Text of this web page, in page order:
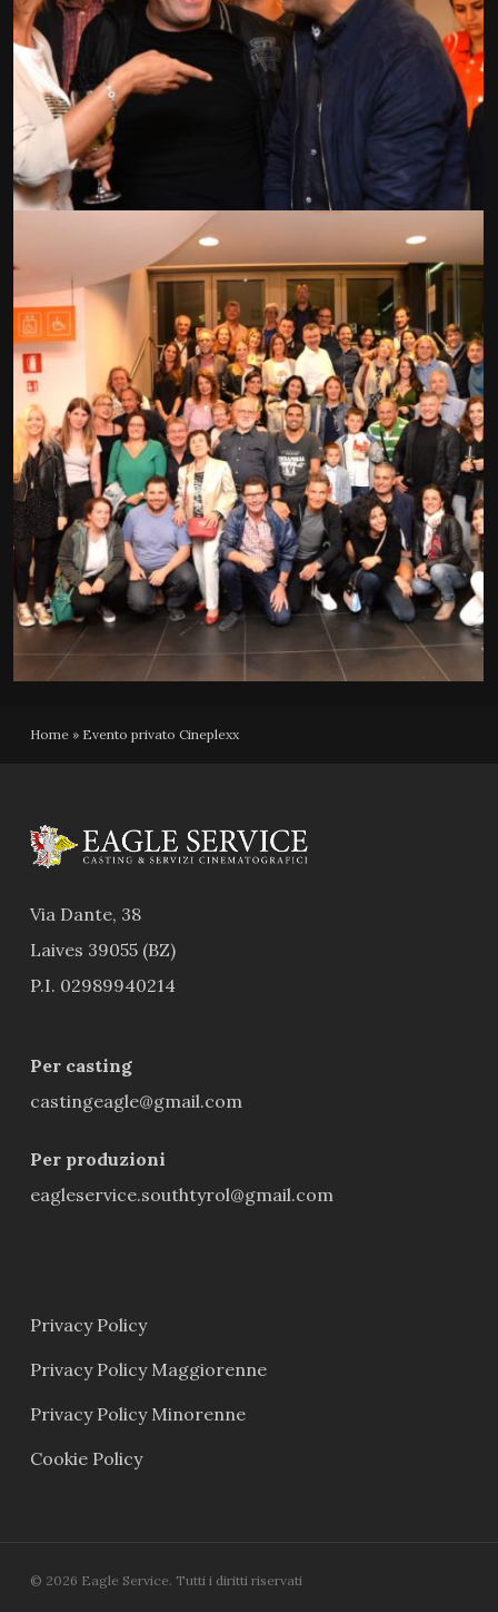
Home» Evento privato Cineplexx
Via Dante, 38
Laives 39055 (BZ)
P.I. 02989940214
Per casting
castingeagle@gmail.com
Per produzioni
eagleservice.southtyrol@gmail.com
Privacy Policy
Privacy Policy Maggiorenne
Privacy Policy Minorenne
Cookie Policy
© 2026 Eagle Service. Tutti i diritti riservati